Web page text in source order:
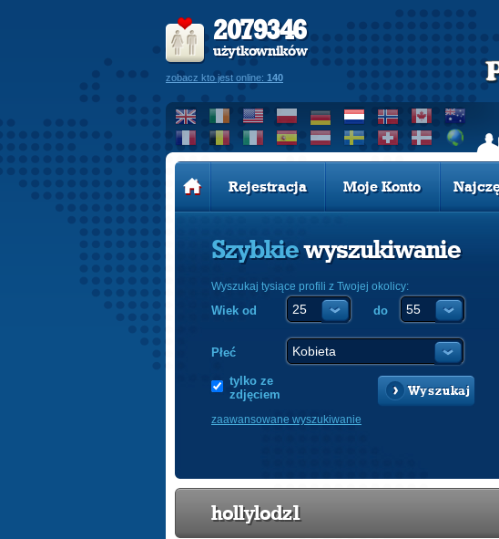
2079346
użytkowników
zobacz kto jest online: 140
Rejestracja Moje Konto
Szybkiewyszukiwanie
Wyszukaj tysiące profili z Twojej okolicy:
Wiek od do
Płeć
tylko ze
zdjęciem
Wyszukaj
zaawansowane wyszukiwanie
hollylodz1